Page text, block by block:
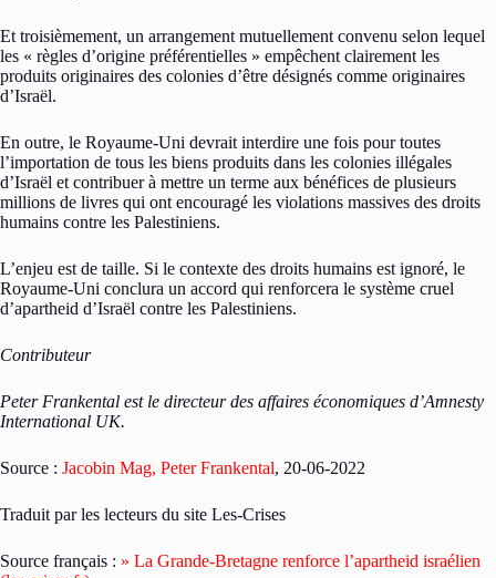
Et troisièmement, un arrangement mutuellement convenu selon lequel
les « règles d’origine préférentielles » empêchent clairement les
produits originaires des colonies d’être désignés comme originaires
d’Israël.
En outre, le Royaume-Uni devrait interdire une fois pour toutes
l’importation de tous les biens produits dans les colonies illégales
d’Israël et contribuer à mettre un terme aux bénéfices de plusieurs
millions de livres qui ont encouragé les violations massives des droits
humains contre les Palestiniens.
L’enjeu est de taille. Si le contexte des droits humains est ignoré, le
Royaume-Uni conclura un accord qui renforcera le système cruel
d’apartheid d’Israël contre les Palestiniens.
Contributeur
Peter Frankental est le directeur des affaires économiques d’Amnesty
International UK.
Source : Jacobin Mag, Peter Frankental, 20-06-2022
Traduit par les lecteurs du site Les-Crises
Source français : » La Grande-Bretagne renforce l’apartheid israélien